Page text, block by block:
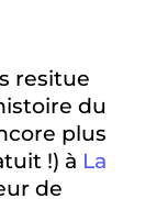
resitue
du
plus
!) à La
de